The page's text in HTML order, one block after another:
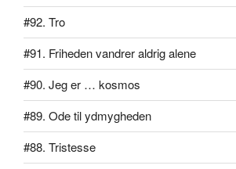
#92. Tro
#91. Friheden vandrer aldrig alene
#90. Jeg er … kosmos
#89. Ode til ydmygheden
#88. Tristesse